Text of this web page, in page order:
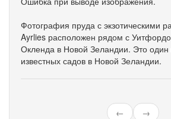
Фотография пруда с экзотическими
Ayrlies расположен рядом с
Окленда в Новой Зеландии. Это
известных садов в Новой Зеландии.
← →